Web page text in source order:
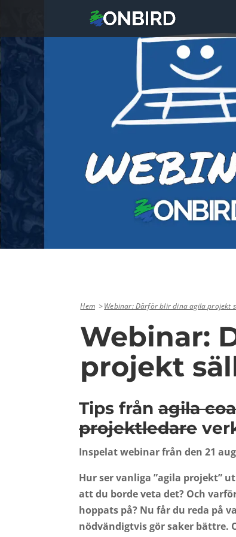
Hem Webinar: Därför blir dina agila projekt
Webinar:
projekt
Tips från agila
projektledare
Inspelat webinar från den 21
Hur ser vanliga ”agila projekt”
att du borde veta det? Och
hoppats på? Nu får du reda på
nödvändigtvis gör saker bättre.